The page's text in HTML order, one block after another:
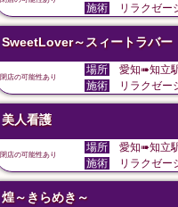
施術 リラクゼー
SweetLover～スィートラバー
閉店の可能性あり
場所 愛知➠知立
施術 リラクゼー
美人看護
閉店の可能性あり
場所 愛知➠知立
施術 リラクゼー
煌～きらめき～